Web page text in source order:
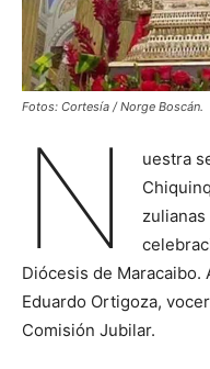
Fotos: Cortesía / Norge Boscán.
N
uestra
Diócesis de
Eduardo Ortigoza,
Comisión Jubilar.